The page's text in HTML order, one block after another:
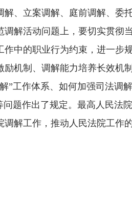
、立案调解、庭前调解、委
解活动问题上，要切实贯彻
中的职业行为约束，进一步
机制、调解能力培养长效机
”工作体系、如何加强司法调
题作出了规定。最高人民法
解工作，推动人民法院工作的